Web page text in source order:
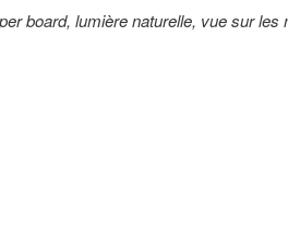
board, lumière naturelle, vue sur les